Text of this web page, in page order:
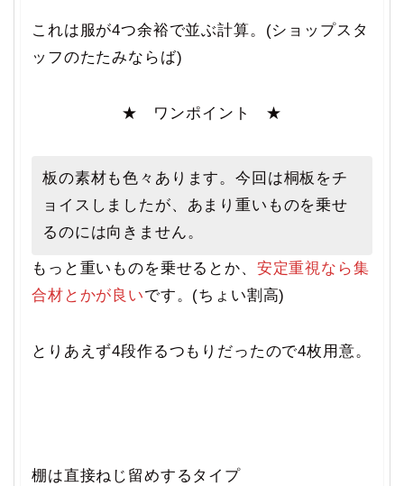
これは服が4つ余裕で並ぶ計算。(ショップスタ
ッフのたたみならば)
★ ワンポイント ★
板の素材も色々あります。今回は桐板をチ
ョイスしましたが、あまり重いものを乗せ
るのには向きません。
もっと重いものを乗せるとか、 安定重視なら集
合材とかが良いです。(ちょい割高)
とりあえず4段作るつもりだったので4枚用意。
棚は直接ねじ留めするタイプ